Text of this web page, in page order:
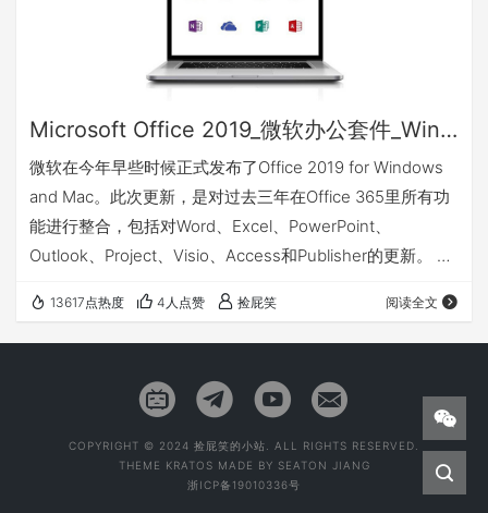
Microsoft Office 2019_微软办公套件_Win&Mac
微软在今年早些时候正式发布了Office 2019 for Windows
and Mac。此次更新，是对过去三年在Office 365里所有功
能进行整合，包括对Word、Excel、PowerPoint、
Outlook、Project、Visio、Access和Publisher的更新。 本
通过推送更新来获取新的功能，Office 2019 是一次性发布
的，不会再有后续的功能更新。此次更新主要想吸引之前未
13617点热度 4人点赞 捡屁笑 阅读全文
COPYRIGHT © 2024 捡屁笑的小站. ALL RIGHTS RESERVED.
THEME KRATOS MADE BY SEATON JIANG
浙ICP备19010336号